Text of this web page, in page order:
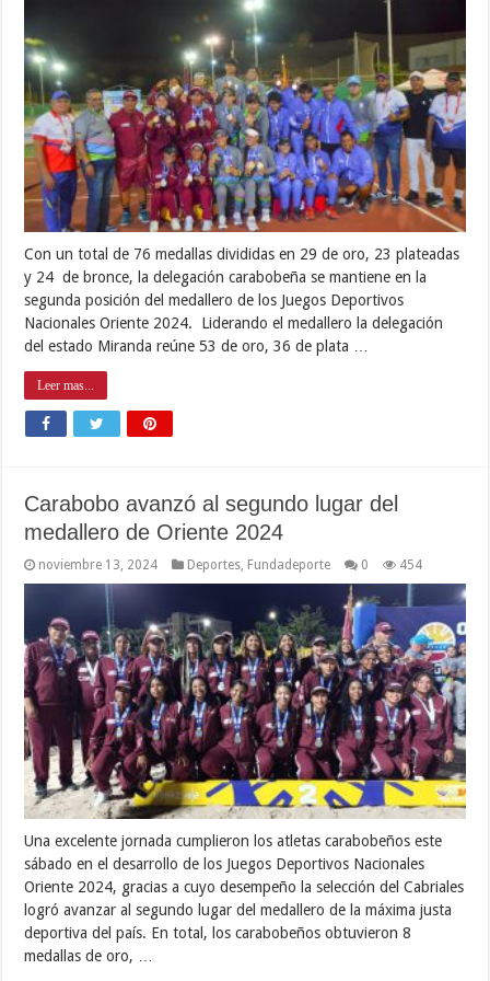
Con un total de 76 medallas divididas en 29 de oro, 23 plateadas
y 24 de bronce, la delegación carabobeña se mantiene en la
segunda posición del medallero de los Juegos Deportivos
Nacionales Oriente 2024. Liderando el medallero la delegación
del estado Miranda reúne 53 de oro, 36 de plata …
Leer mas...
Carabobo avanzó al segundo lugar del
medallero de Oriente 2024
noviembre 13, 2024 Deportes, Fundadeporte 0 454
Una excelente jornada cumplieron los atletas carabobeños este
sábado en el desarrollo de los Juegos Deportivos Nacionales
Oriente 2024, gracias a cuyo desempeño la selección del Cabriales
logró avanzar al segundo lugar del medallero de la máxima justa
deportiva del país. En total, los carabobeños obtuvieron 8
medallas de oro, …